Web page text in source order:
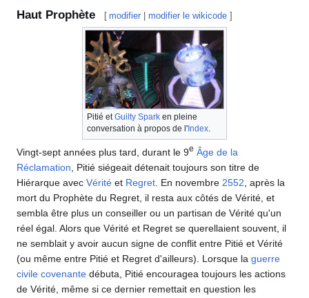
Haut Prophète [ modifier |modifier le wikicode ]
Pitié etGuilty Spark en pleine
conversation à propos de l' Index.
Vingt-sept années plus tard, durant le 9e Âge de la
Réclamation, Pitié siégeait détenait toujours son titre de
Hiérarque avec Vérité et Regret. En novembre 2552, après la
mort du Prophète du Regret, il resta aux côtés de Vérité, et
sembla être plus un conseiller ou un partisan de Vérité qu'un
réel égal. Alors que Vérité et Regret se querellaient souvent, il
ne semblait y avoir aucun signe de conflit entre Pitié et Vérité
(ou même entre Pitié et Regret d'ailleurs). Lorsque la guerre
civile covenante débuta, Pitié encouragea toujours les actions
de Vérité, même si ce dernier remettait en question les